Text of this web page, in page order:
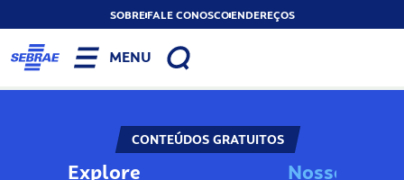
SOBREFALE CONOSCOENDEREÇOS
MENU
CONTEÚDOS GRATUITOS
Explore Nos